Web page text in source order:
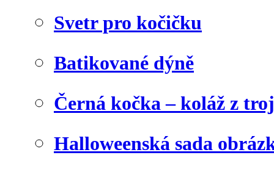
Svetr pro kočičku
Batikované dýně
Černá kočka – koláž z
Halloweenská sada